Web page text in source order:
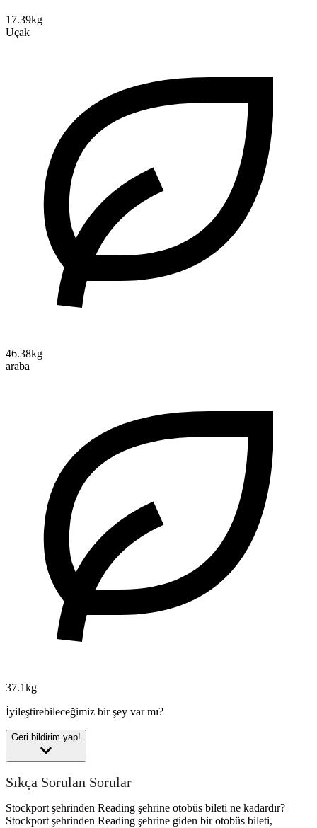
17.39kg
Uçak
46.38kg
araba
37.1kg
İyileştirebileceğimiz bir şey var mı?
Geri bildirim yap!
Sıkça Sorulan Sorular
Stockport şehrinden Reading şehrine otobüs bileti ne kadardır?
Stockport şehrinden Reading şehrine giden bir otobüs bileti,